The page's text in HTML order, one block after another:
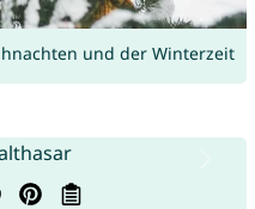
und der Winterzeit